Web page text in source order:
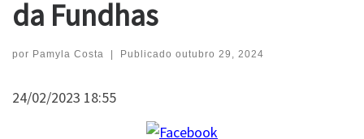
da Fundhas
por Pamyla Costa | Publicado outubro 29, 2024
24/02/2023 18:55